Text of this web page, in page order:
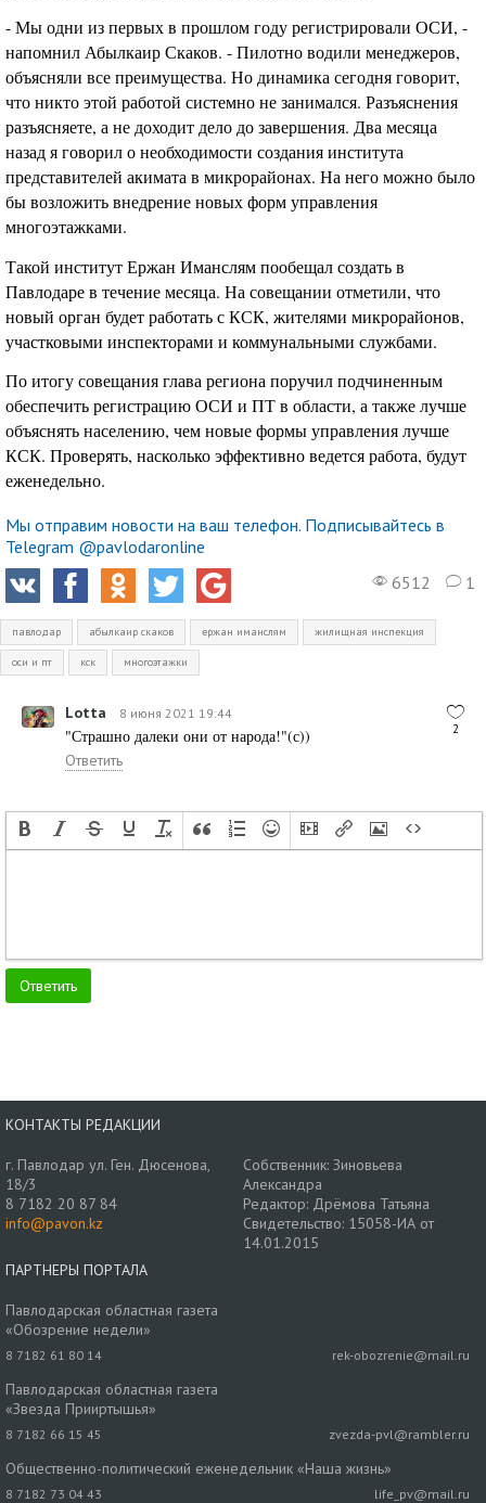
- Мы одни из первых в прошлом году регистрировали ОСИ, -
напомнил Абылкаир Скаков. - Пилотно водили менеджеров,
объясняли все преимущества. Но динамика сегодня говорит,
что никто этой работой системно не занимался. Разъяснения
разъясняете, а не доходит дело до завершения. Два месяца
назад я говорил о необходимости создания института
представителей акимата в микрорайонах. На него можно было
бы возложить внедрение новых форм управления
многоэтажками.
Такой институт Ержан Иманслям пообещал создать в
Павлодаре в течение месяца. На совещании отметили, что
новый орган будет работать с КСК, жителями микрорайонов,
участковыми инспекторами и коммунальными службами.
По итогу совещания глава региона поручил подчиненным
обеспечить регистрацию ОСИ и ПТ в области, а также лучше
объяснять населению, чем новые формы управления лучше
КСК. Проверять, насколько эффективно ведется работа, будут
еженедельно.
Мы отправим новости на ваш телефон. Подписывайтесь в
Telegram @pavlodaronline
6512
1
павлодар абылкаир скаков ержан иманслям жилищная инспекция
оси и пт кск многоэтажки
2
Lotta 8 июня 2021 19:44
"Страшно далеки они от народа!"(с))
Ответить
КОНТАКТЫ РЕДАКЦИИ
г. Павлодар ул. Ген. Дюсенова,
18/3
8 7182 20 87 84
info@pavon.kz
Собственник: Зиновьева
Александра
Редактор: Дрёмова Татьяна
Свидетельство: 15058-ИА от
14.01.2015
ПАРТНЕРЫ ПОРТАЛА
Павлодарская областная газета
«Обозрение недели»
8 7182 61 80 14 rek-obozrenie@mail.ru
Павлодарская областная газета
«Звезда Прииртышья»
8 7182 66 15 45 zvezda-pvl@rambler.ru
Общественно-политический еженедельник «Наша жизнь»
8 7182 73 04 43 life_pv@mail.ru